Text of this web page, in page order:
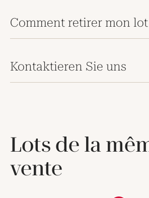
Comment retirer mon
Kontaktieren Sie uns
Lots de la
vente